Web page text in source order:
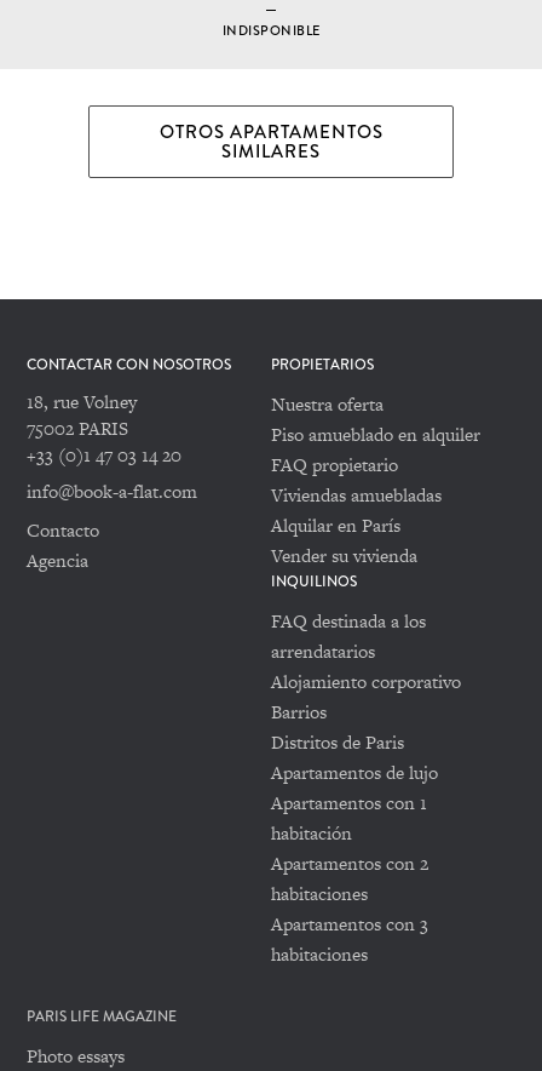
INDISPONIBLE
OTROS APARTAMENTOS
SIMILARES
CONTACTAR CON NOSOTROS
18, rue Volney
75002 PARIS
+33 (0)1 47 03 14 20
info@book-a-flat.com
Contacto
Agencia
PROPIETARIOS
Nuestra oferta
Piso amueblado en alquiler
FAQ propietario
Viviendas amuebladas
Alquilar en París
Vender su vivienda
INQUILINOS
FAQ destinada a los
arrendatarios
Alojamiento corporativo
Barrios
Distritos de Paris
Apartamentos de lujo
Apartamentos con 1
habitación
Apartamentos con 2
habitaciones
Apartamentos con 3
habitaciones
PARIS LIFE MAGAZINE
Photo essays